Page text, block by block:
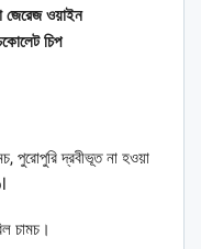
জেরেজ ওয়াইন
চিপ
পুরোপুরি দ্রবীভূত না হওয়া
চামচ।